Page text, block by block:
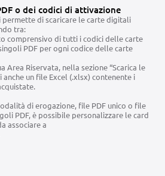
o dei codici di attivazione
di scaricare le carte digitali
tra:
comprensivo di tutti i codici delle carte
PDF per ogni codice delle carte
Area Riservata, nella sezione “Scarica le
un file Excel (.xlsx) contenente i
di erogazione, file PDF unico o file
PDF, è possibile personalizzare le card
associare a